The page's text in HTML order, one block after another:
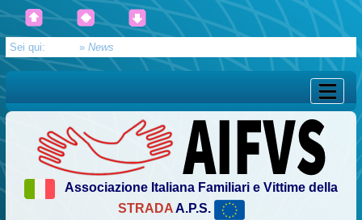
Sei qui: » News
Associazione Italiana Familiari e Vittime della
STRADAA.P.S.